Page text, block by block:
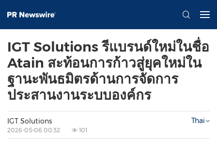
IGT Solutions รีแบรนด์ใหม่ในชื่อ
Atain สะท้อนการก้าวสู่ยุคใหม่ใน
ฐานะพันธมิตรด้านการจัดการ
ประสานงานระบบองค์กร
IGT Solutions
2026-05-06 00:32 101
Thai